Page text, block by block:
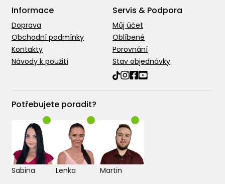
Informace
Doprava
Obchodní podmínky
Kontakty
Návody k použití
Servis & Podpora
Můj účet
Oblíbené
Porovnání
Stav objednávky
Potřebujete poradit?
Sabina Lenka Martin